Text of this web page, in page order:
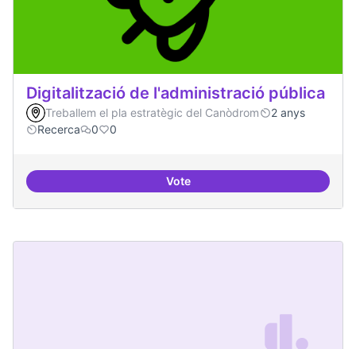
Digitalització de l'administració pública
Treballem el pla estratègic del Canòdrom
2 anys
Recerca
0 0
VoteDigitalització de l'administració